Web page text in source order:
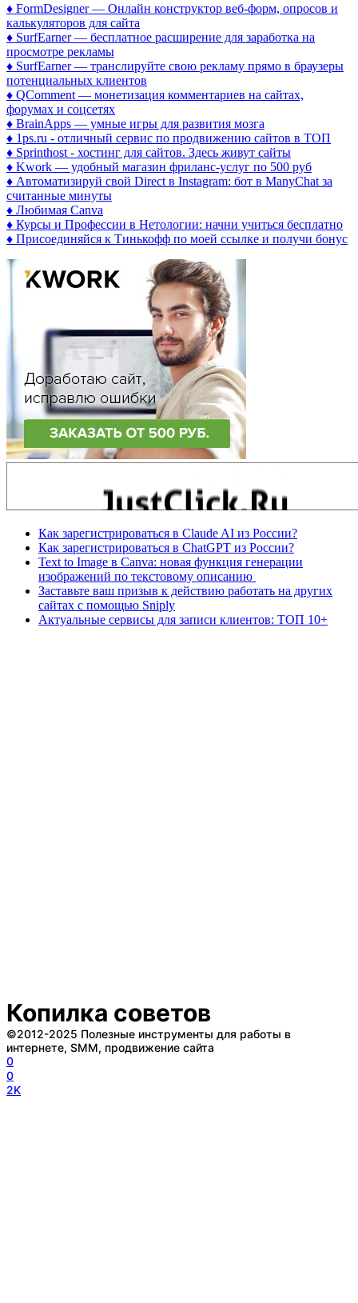
♦ FormDesigner — Онлайн конструктор веб-форм, опросов и
калькуляторов для сайта
♦ SurfEarner — бесплатное расширение для заработка на
просмотре рекламы
♦ SurfEarner — транслируйте свою рекламу прямо в браузеры
потенциальных клиентов
♦ QComment — монетизация комментариев на сайтах,
форумах и соцсетях
♦ BrainApps — умные игры для развития мозга
♦ 1ps.ru - отличный сервис по продвижению сайтов в ТОП
♦ Sprinthost - хостинг для сайтов. Здесь живут сайты
♦ Kwork — удобный магазин фриланс-услуг по 500 руб
♦ Автоматизируй свой Direct в Instagram: бот в ManyChat за
считанные минуты
♦ Любимая Canva
♦ Курсы и Профессии в Нетологии: начни учиться бесплатно
♦ Присоединяйся к Тинькофф по моей ссылке и получи бонус
Как зарегистрироваться в Claude AI из России?
Как зарегистрироваться в ChatGPT из России?
Text to Image в Canva: новая функция генерации
изображений по текстовому описанию
Заставьте ваш призыв к действию работать на других
сайтах с помощью Sniply
Актуальные сервисы для записи клиентов: ТОП 10+
Копилка советов
©2012-2025 Полезные инструменты для работы в
интернете, SMM, продвижение сайта
0
0
2K